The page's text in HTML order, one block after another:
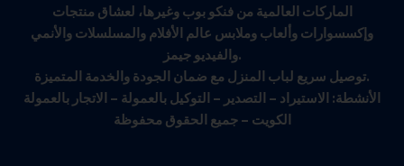
الماركات العالمية من فنكو بوب وغيرها، لعشاق منتجات
وإكسسوارات وألعاب وملابس عالم الأفلام والمسلسلات والأنمي
والفيديو جيمز.
توصيل سريع لباب المنزل مع ضمان الجودة والخدمة المتميزة.
الأنشطة: الاستيراد – التصدير – التوكيل بالعمولة – الاتجار بالعمولة
الكويت – جميع الحقوق محفوظة